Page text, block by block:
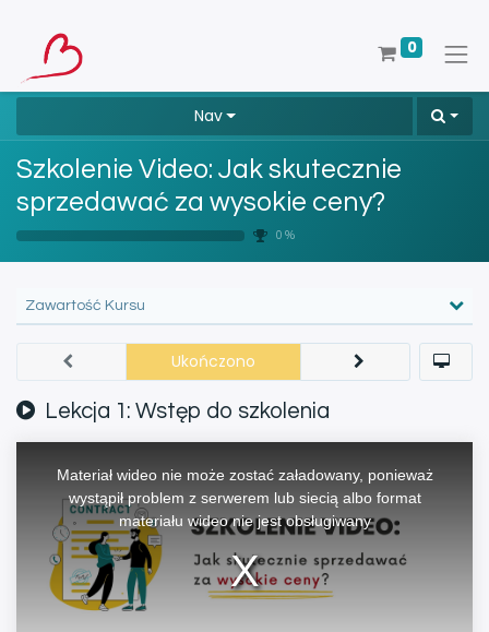
0
Nav
Szkolenie Video: Jak skutecznie
sprzedawać za wysokie ceny?
0 %
Zawartość Kursu
Lekcja 1: Wstęp do szkolenia
Ukończono
Materiał wideo nie może zostać załadowany, ponieważ
wystąpił problem z serwerem lub siecią albo format
materiału wideo nie jest obsługiwany